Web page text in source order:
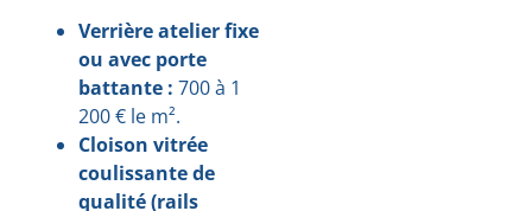
Verrière atelier fixe
ou avec porte
battante : 700 à 1
200 € le m².
Cloison vitrée
coulissante de
qualité (rails